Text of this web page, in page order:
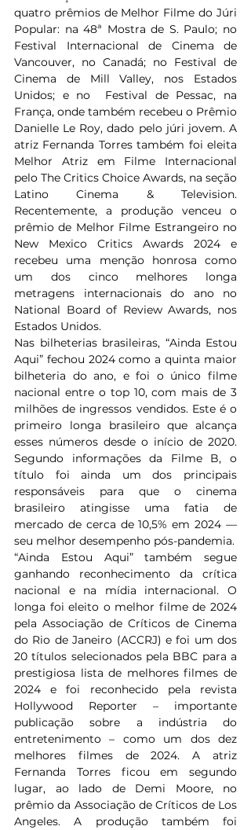
quatro prêmios de Melhor Filme do Júri
Popular: na 48ª Mostra de S. Paulo; no
Festival Internacional de Cinema de
Vancouver, no Canadá; no Festival de
Cinema de Mill Valley, nos Estados
Unidos; e no  Festival de Pessac, na
França, onde também recebeu o Prêmio
Danielle Le Roy, dado pelo júri jovem. A
atriz Fernanda Torres também foi eleita
Melhor Atriz em Filme Internacional
pelo The Critics Choice Awards, na seção
Latino Cinema & Television.
Recentemente, a produção venceu o
prêmio de Melhor Filme Estrangeiro no
New Mexico Critics Awards 2024 e
recebeu uma menção honrosa como
um dos cinco melhores longa
metragens internacionais do ano no
National Board of Review Awards, nos
Estados Unidos.
Nas bilheterias brasileiras, “Ainda Estou
Aqui” fechou 2024 como a quinta maior
bilheteria do ano, e foi o único filme
nacional entre o top 10, com mais de 3
milhões de ingressos vendidos. Este é o
primeiro longa brasileiro que alcança
esses números desde o início de 2020.
Segundo informações da Filme B, o
título foi ainda um dos principais
responsáveis para que o cinema
brasileiro atingisse uma fatia de
mercado de cerca de 10,5% em 2024 —
seu melhor desempenho pós-pandemia.
“Ainda Estou Aqui” também segue
ganhando reconhecimento da crítica
nacional e na mídia internacional. O
longa foi eleito o melhor filme de 2024
pela Associação de Críticos de Cinema
do Rio de Janeiro (ACCRJ) e foi um dos
20 títulos selecionados pela BBC para a
prestigiosa lista de melhores filmes de
2024 e foi reconhecido pela revista
Hollywood Reporter – importante
publicação sobre a indústria do
entretenimento – como um dos dez
melhores filmes de 2024. A atriz
Fernanda Torres ficou em segundo
lugar, ao lado de Demi Moore, no
prêmio da Associação de Críticos de Los
Angeles. A produção também foi